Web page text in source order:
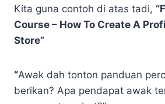
Kita guna contoh di atas tadi,
Course – How To Create A
Store”
“Awak dah tonton panduan
berikan? Apa pendapat awak